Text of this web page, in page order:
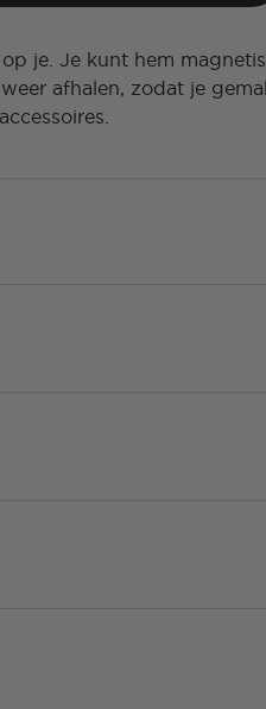
je. Je kunt hem
afhalen, zodat je